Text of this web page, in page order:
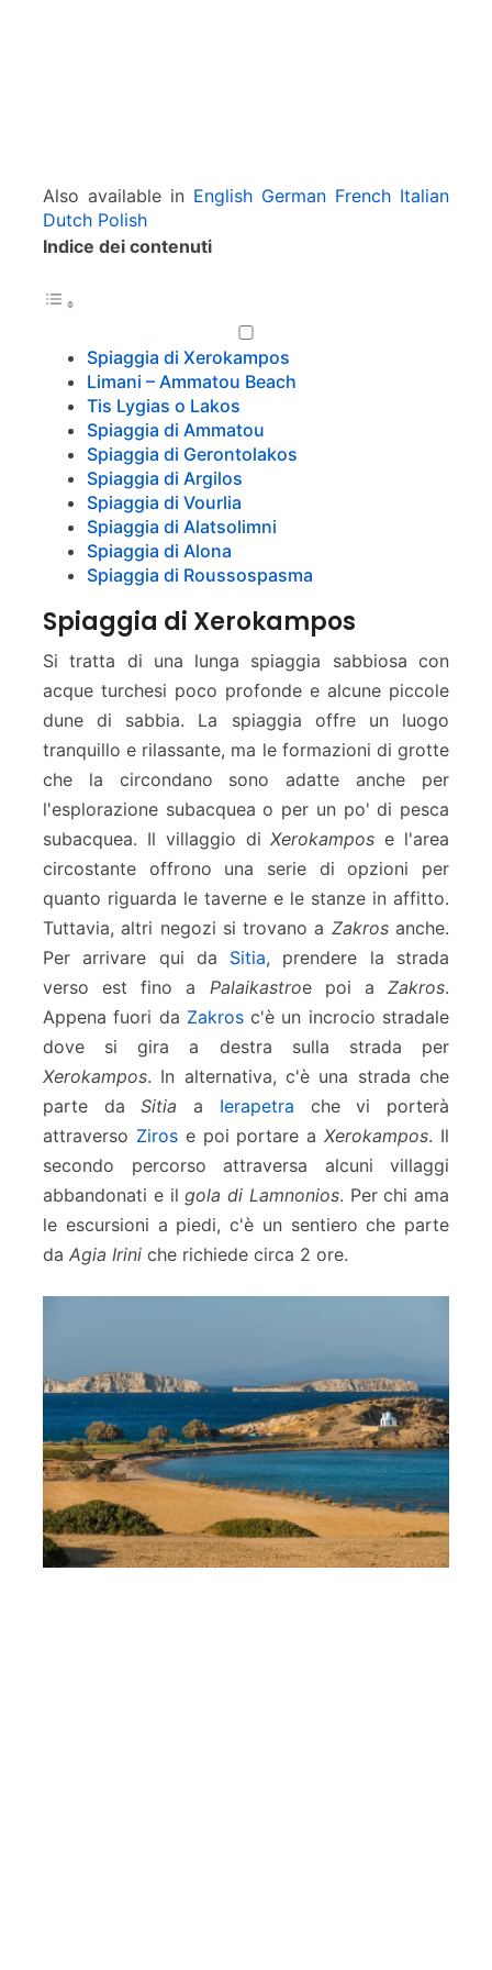
Also available in English German French Italian
Dutch Polish
Indice dei contenuti
Spiaggia di Xerokampos
Limani – Ammatou Beach
Tis Lygias o Lakos
Spiaggia di Ammatou
Spiaggia di Gerontolakos
Spiaggia di Argilos
Spiaggia di Vourlia
Spiaggia di Alatsolimni
Spiaggia di Alona
Spiaggia di Roussospasma
Spiaggia di Xerokampos
Si tratta di una lunga spiaggia sabbiosa con
acque turchesi poco profonde e alcune piccole
dune di sabbia. La spiaggia offre un luogo
tranquillo e rilassante, ma le formazioni di grotte
che la circondano sono adatte anche per
l'esplorazione subacquea o per un po' di pesca
subacquea. Il villaggio diXerokampos e l'area
circostante offrono una serie di opzioni per
quanto riguarda le taverne e le stanze in affitto.
Tuttavia, altri negozi si trovano a Zakrosanche.
Per arrivare qui da Sitia, prendere la strada
verso est fino a Palaikastroe poi aZakros.
Appena fuori da Zakrosc'è un incrocio stradale
dove si gira a destra sulla strada per
Xerokampos. In alternativa, c'è una strada che
parte daSitia a Ierapetra che vi porterà
attraverso Zirose poi portare aXerokampos. Il
secondo percorso attraversa alcuni villaggi
abbandonati e ilgola di Lamnonios. Per chi ama
le escursioni a piedi, c'è un sentiero che parte
da Agia Irini che richiede circa 2 ore.